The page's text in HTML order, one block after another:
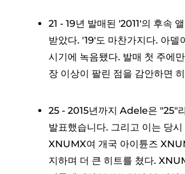
21 - 19년 발매된 '2011'의 후속
받았다. '19'도 마찬가지다. 아델
시기에 녹음됐다. 발매 첫 주에
장 이상이 팔린 점을 감안하면
25 - 2015년까지 Adele은 "25"
발표했습니다. 그리고 이는 당시
XNUMX여 개국 아이튠즈
지하며 더 큰 히트를 쳤다.